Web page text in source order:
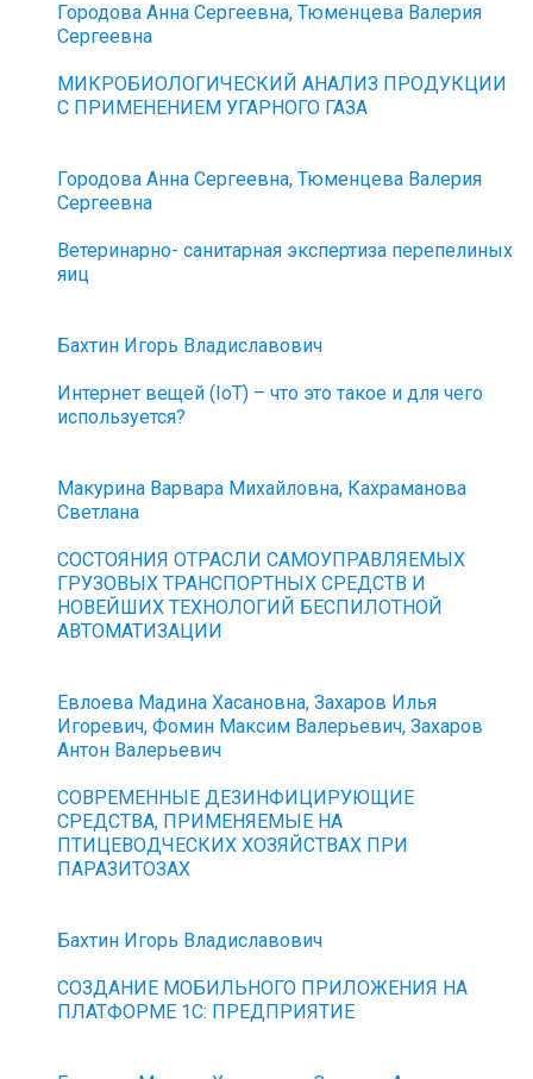
Городова Анна Сергеевна, Тюменцева Валерия
Сергеевна
МИКРОБИОЛОГИЧЕСКИЙ АНАЛИЗ ПРОДУКЦИИ
С ПРИМЕНЕНИЕМ УГАРНОГО ГАЗА
Городова Анна Сергеевна, Тюменцева Валерия
Сергеевна
Ветеринарно- санитарная экспертиза перепелиных
яиц
Бахтин Игорь Владиславович
Интернет вещей (IoT) – что это такое и для чего
используется?
Макурина Варвара Михайловна, Кахраманова
Светлана
СОСТОЯНИЯ ОТРАСЛИ САМОУПРАВЛЯЕМЫХ
ГРУЗОВЫХ ТРАНСПОРТНЫХ СРЕДСТВ И
НОВЕЙШИХ ТЕХНОЛОГИЙ БЕСПИЛОТНОЙ
АВТОМАТИЗАЦИИ
Евлоева Мадина Хасановна, Захаров Илья
Игоревич, Фомин Максим Валерьевич, Захаров
Антон Валерьевич
СОВРЕМЕННЫЕ ДЕЗИНФИЦИРУЮЩИЕ
СРЕДСТВА, ПРИМЕНЯЕМЫЕ НА
ПТИЦЕВОДЧЕСКИХ ХОЗЯЙСТВАХ ПРИ
ПАРАЗИТОЗАХ
Бахтин Игорь Владиславович
СОЗДАНИЕ МОБИЛЬНОГО ПРИЛОЖЕНИЯ НА
ПЛАТФОРМЕ 1С: ПРЕДПРИЯТИЕ